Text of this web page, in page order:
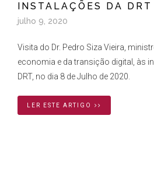
INSTALAÇÕES DA DRT
julho 9, 2020
Visita do Dr. Pedro Siza Vieira,
economia e da transição digital, às
DRT, no dia 8 de Julho de 2020.
LER ESTE ARTIGO